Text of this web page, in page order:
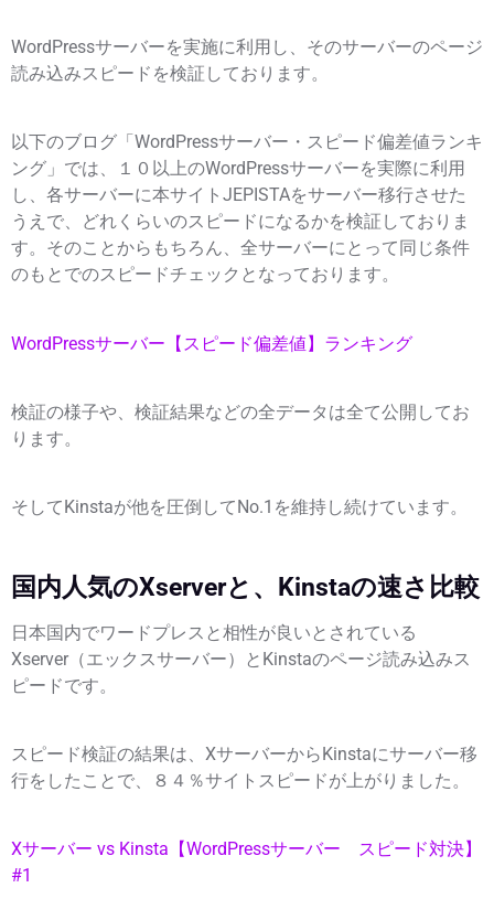
WordPressサーバーを実施に利用し、そのサーバーのページ
読み込みスピードを検証しております。
以下のブログ「WordPressサーバー・スピード偏差値ランキ
ング」では、１０以上のWordPressサーバーを実際に利用
し、各サーバーに本サイトJEPISTAをサーバー移行させた
うえで、どれくらいのスピードになるかを検証しておりま
す。そのことからもちろん、全サーバーにとって同じ条件
のもとでのスピードチェックとなっております。
WordPressサーバー【スピード偏差値】ランキング
検証の様子や、検証結果などの全データは全て公開してお
ります。
そしてKinstaが他を圧倒してNo.1を維持し続けています。
国内人気のXserverと、Kinstaの速さ比較
日本国内でワードプレスと相性が良いとされている
Xserver（エックスサーバー）とKinstaのページ読み込みス
ピードです。
スピード検証の結果は、XサーバーからKinstaにサーバー移
行をしたことで、８４％サイトスピードが上がりました。
Xサーバー vs Kinsta【WordPressサーバー スピード対決】
#1